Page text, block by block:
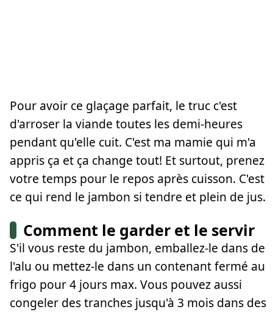
Pour avoir ce glaçage parfait, le truc c'est
d'arroser la viande toutes les demi-heures
pendant qu'elle cuit. C'est ma mamie qui m'a
appris ça et ça change tout! Et surtout, prenez
votre temps pour le repos après cuisson. C'est
ce qui rend le jambon si tendre et plein de jus.
Comment le garder et le servir
S'il vous reste du jambon, emballez-le dans de
l'alu ou mettez-le dans un contenant fermé au
frigo pour 4 jours max. Vous pouvez aussi
congeler des tranches jusqu'à 3 mois dans des